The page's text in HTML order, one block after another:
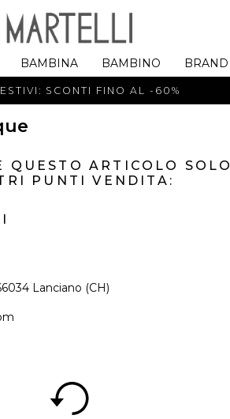
BAMBINA BAMBINO BRAND
SCONTI FINO AL -60%
QUESTO ARTICOLO SOLO
PUNTI VENDITA:
Lanciano (CH)